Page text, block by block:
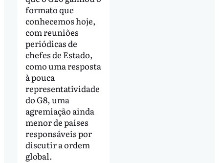
formato que
conhecemos hoje,
com reuniões
periódicas de
chefes de Estado,
como uma resposta
à pouca
representatividade
do G8, uma
agremiação ainda
menor de países
responsáveis por
discutir a ordem
global.